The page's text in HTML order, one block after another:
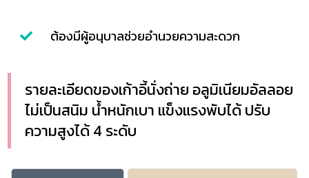
ต้องมีผู้อนุบาลช่วยอำนวยความสะดวก
รายละเอียดของเก้าอี้นั่งถ่าย อลูมิเนียมอัลลอย
ไม่เป็นสนิม น้ำหนักเบา แข็งแรงพับได้ ปรับ
ความสูงได้ 4 ระดับ